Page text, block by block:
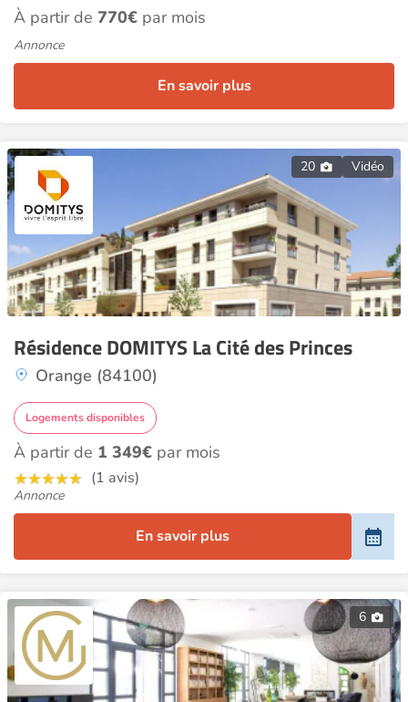
À partir de 770€ par mois
Annonce
En savoir plus
20 Vidéo
Résidence DOMITYS La Cité des Princes
Orange (84100)
Logements disponibles
À partir de 1 349€ par mois
(1 avis)
Annonce
En savoir plus
6